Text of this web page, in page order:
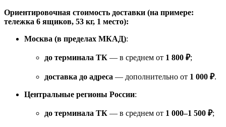
Ориентировочная стоимость доставки (на примере:
тележка 6 ящиков, 53 кг, 1 место):
Москва (в пределах МКАД):
до терминала ТК — в среднем от 1 800 ₽;
доставка до адреса — дополнительно от 1 000 ₽.
Центральные регионы России:
до терминала ТК — в среднем от 1 000–1 500 ₽;